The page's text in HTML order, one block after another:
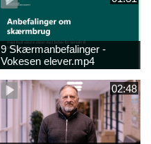
9 Skærmanbefalinger -
Vokesen elever.mp4
02:48